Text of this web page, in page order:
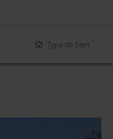
Type de bien